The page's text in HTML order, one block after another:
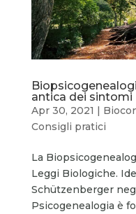
antica dei sintomi
Apr 30, 2021 |
Consigli pratici
La
Leggi Biologiche.
Schützenberger
Psicogenealogia è